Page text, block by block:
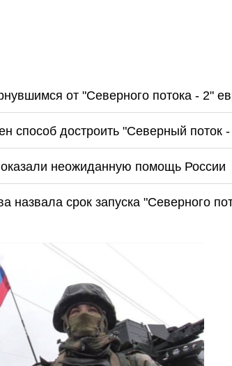
от "Северного потока - 2"
способ достроить "Северный поток
неожиданную помощь России
назвала срок запуска "Северного